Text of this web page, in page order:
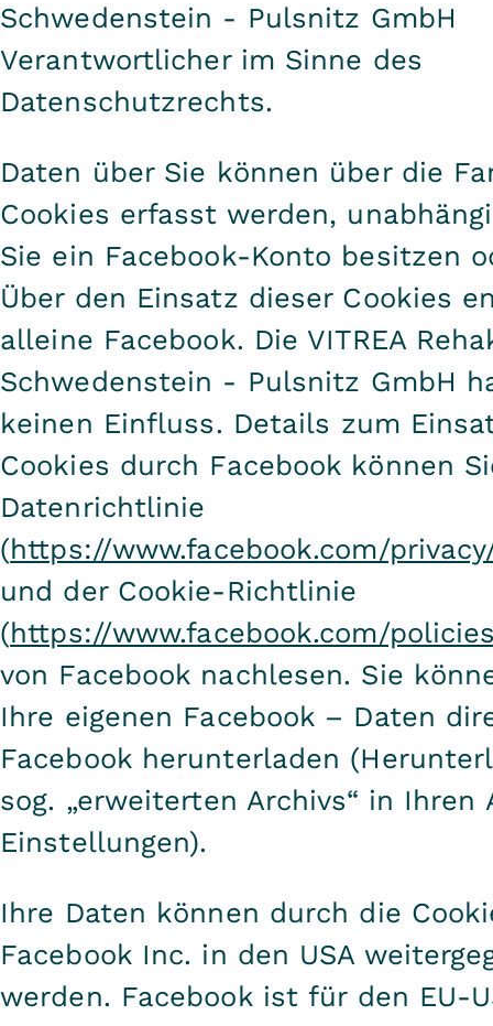
Schwedenstein - Pulsnitz GmbH
Verantwortlicher im Sinne des
Datenschutzrechts.
Daten über Sie können über die
Cookies erfasst werden,
Sie ein Facebook-Konto besitzen
Über den Einsatz dieser Cookies
alleine Facebook. Die VITREA
Schwedenstein - Pulsnitz GmbH
keinen Einfluss. Details zum
Cookies durch Facebook können
Datenrichtlinie
(https://www.facebook.com/
und der Cookie-Richtlinie
(https://www.facebook.com/
von Facebook nachlesen. Sie
Ihre eigenen Facebook – Daten
Facebook herunterladen
sog. „erweiterten Archivs“ in Ihren
Einstellungen).
Ihre Daten können durch die
Facebook Inc. in den USA
werden. Facebook ist für den EU-